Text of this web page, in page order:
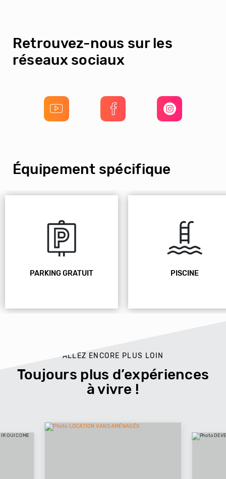
Équipement spécifique
PARKING GRATUIT PISCINE
Retrouvez-nous sur les
réseaux sociaux
ALLEZ ENCORE PLUS LOIN
Toujours plus d’expériences
à vivre !